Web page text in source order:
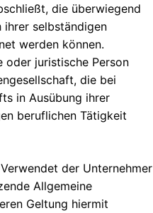
die überwiegend
selbständigen
werden können.
oder juristische Person
die bei
in Ausübung ihrer
beruflichen Tätigkeit
der Unternehmer
Allgemeine
Geltung hiermit